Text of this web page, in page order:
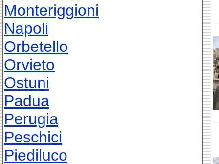
Monteriggioni
Napoli
Orbetello
Orvieto
Ostuni
Padua
Perugia
Peschici
Piediluco